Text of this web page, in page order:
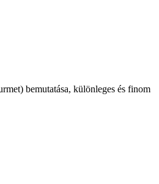
bemutatása, különleges és finom